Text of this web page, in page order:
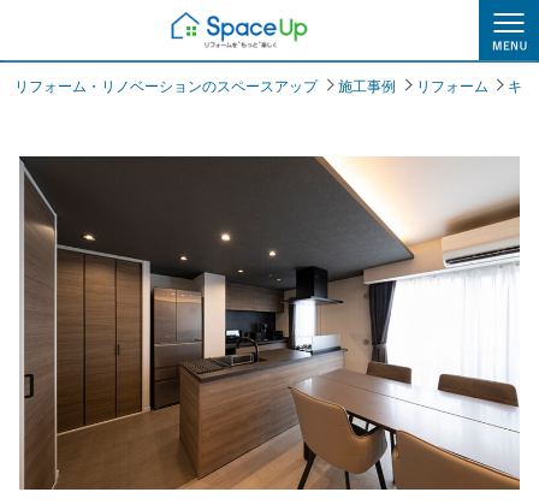
施工事例
リフォーム・リノベーションのスペースアップ 施工事例 リフォーム キ